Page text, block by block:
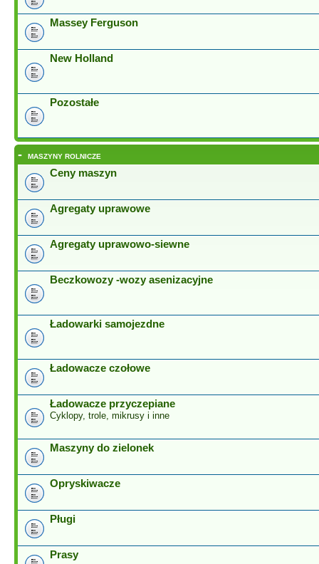
Massey Ferguson
New Holland
Pozostałe
- MASZYNY ROLNICZE
Ceny maszyn
Agregaty uprawowe
Agregaty uprawowo-siewne
Beczkowozy -wozy asenizacyjne
Ładowarki samojezdne
Ładowacze czołowe
Ładowacze przyczepiane
Cyklopy, trole, mikrusy i inne
Maszyny do zielonek
Opryskiwacze
Pługi
Prasy